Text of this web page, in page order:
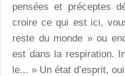
pensées et préceptes
croire ce qui est ici,
reste du monde » ou
est dans la respiration.
le... » Un état d’esprit,